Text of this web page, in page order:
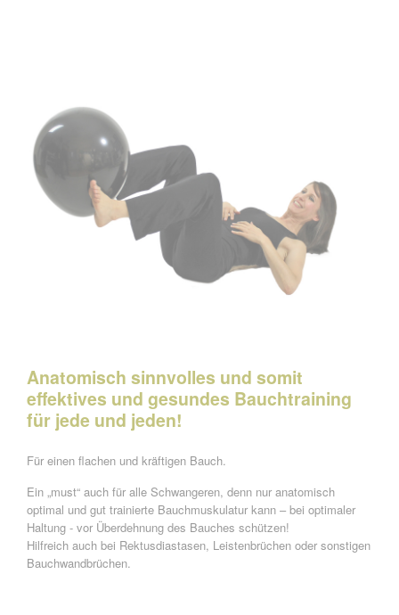
Anatomisch sinnvolles und somit
effektives und gesundes Bauchtraining
für jede und jeden!
Für einen flachen und kräftigen Bauch.
Ein „must“ auch für alle Schwangeren, denn nur anatomisch
optimal und gut trainierte Bauchmuskulatur kann – bei optimaler
Haltung - vor Überdehnung des Bauches schützen!
Hilfreich auch bei Rektusdiastasen, Leistenbrüchen oder sonstigen
Bauchwandbrüchen.